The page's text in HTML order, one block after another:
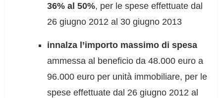
36% al 50%, per le spese effettuate dal
26 giugno 2012 al 30 giugno 2013
innalza l’importo massimo di spesa
ammessa al beneficio da 48.000 euro a
96.000 euro per unità immobiliare, per le
spese effettuate dal 26 giugno 2012 al